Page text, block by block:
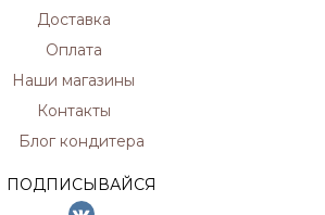
Доставка
Оплата
Наши магазины
Контакты
Блог кондитера
ПОДПИСЫВАЙСЯ